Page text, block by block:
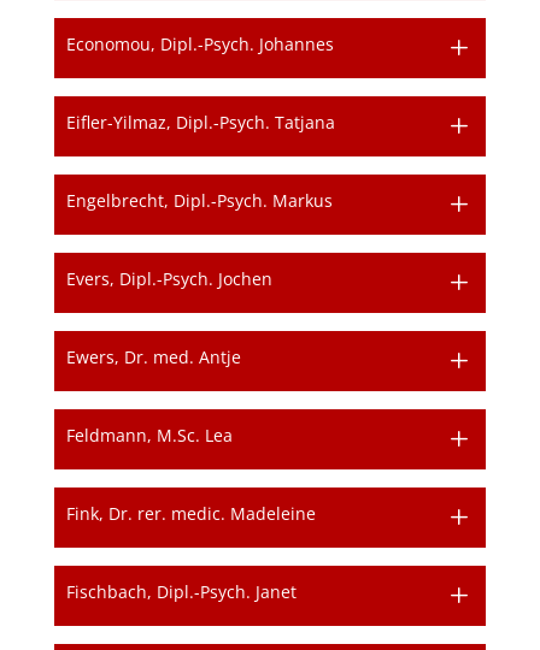
Economou, Dipl.-Psych. Johannes
Eifler-Yilmaz, Dipl.-Psych. Tatjana
Engelbrecht, Dipl.-Psych. Markus
Evers, Dipl.-Psych. Jochen
Ewers, Dr. med. Antje
Feldmann, M.Sc. Lea
Fink, Dr. rer. medic. Madeleine
Fischbach, Dipl.-Psych. Janet